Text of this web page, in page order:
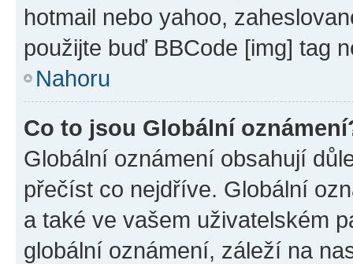
hotmail nebo yahoo,
použijte buď BBCode [img] tag
Nahoru
Co to jsou Globální
Globální oznámení obsahují
přečíst co nejdříve. Globální
a také ve vašem uživatelském
globální oznámení, záleží na